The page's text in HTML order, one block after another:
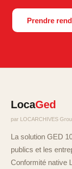
Prendre
LocaGed
par LOCARCHIVES
La solution GED
publics et les
Conformité native